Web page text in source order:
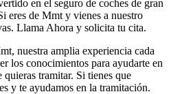
en el seguro de coches de gran
eres de Mmt y vienes a nuestro
Llama Ahora y solicita tu cita.
nuestra amplia experiencia cada
los conocimientos para ayudarte en
tramitar. Si tienes que
y te ayudamos en la tramitación.